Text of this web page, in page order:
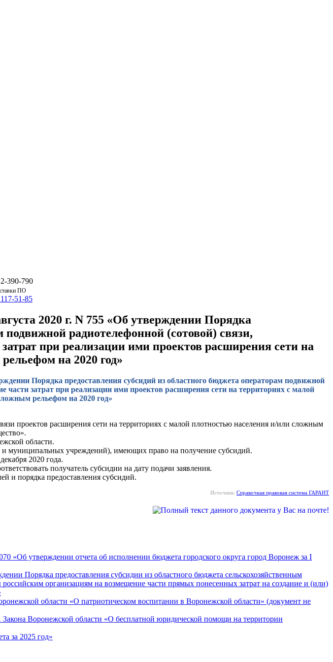
390-790
ПО
51-85
2020 г. N 755 «Об утверждении Порядка
подвижной радиотелефонной (сотовой) связи,
при реализации ими проектов расширения сети на
на 2020 год»
Порядка предоставления субсидий из областного бюджета операторам подвижной
затрат при реализации ими проектов расширения сети на территориях с малой
рельефом на 2020 год»
проектов расширения сети на территориях с малой плотностью населения и/или сложным
области.
муниципальных учреждений), имеющих право на получение субсидий.
2020 года.
получатель субсидии на дату подачи заявления.
и порядка предоставления субсидий.
Источник: Справочная правовая система ГАРАНТ
«Об утверждении отчета об исполнении бюджета городского округа город Воронеж за I
Порядка предоставления субсидии из областного бюджета сельскохозяйственным
организациям на возмещение части прямых понесенных затрат на создание и (или)
области «О патриотическом воспитании в Воронежской области» (документ не
Воронежской области «О бесплатной юридической помощи на территории
за 2025 год»